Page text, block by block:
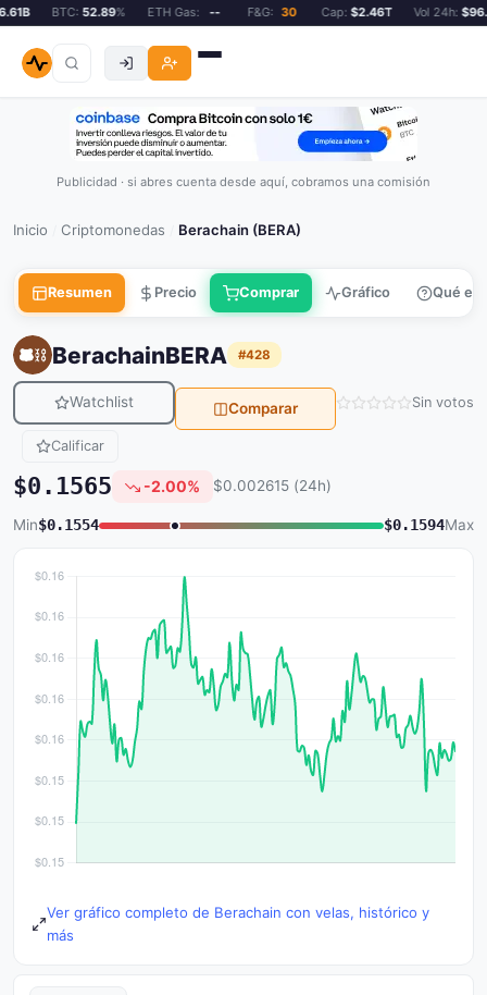
BTC:52.89% ETH Gas: -- F&G: 30 Cap:$2.46T Vol 24h:
Publicidad · si abres cuenta desde aquí, cobramos una comisión
Inicio Criptomonedas Berachain (BERA)
Resumen Precio Comprar Gráfico Qué es
BerachainBERA #428
Watchlist Comparar Sin votos
Calificar
$0.1565 -2.00% $0.002615 (24h)
Min$0.1554 $0.1594Max
Ver gráfico completo de Berachain con velas, histórico y
más